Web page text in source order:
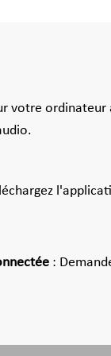
votre ordinateur
: